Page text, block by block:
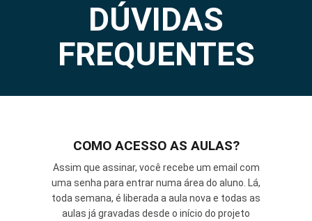
DÚVIDAS
FREQUENTES
COMO ACESSO AS AULAS?
Assim que assinar, você recebe um email com
uma senha para entrar numa área do aluno. Lá,
toda semana, é liberada a aula nova e todas as
aulas já gravadas desde o início do projeto